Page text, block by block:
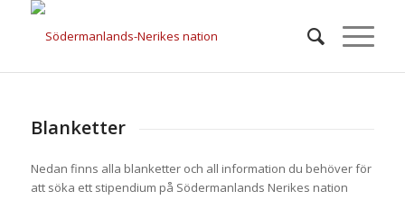
Blanketter
Nedan finns alla blanketter och all information du behöver för
att söka ett stipendium på Södermanlands Nerikes nation